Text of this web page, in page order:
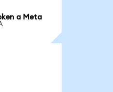
a Meta